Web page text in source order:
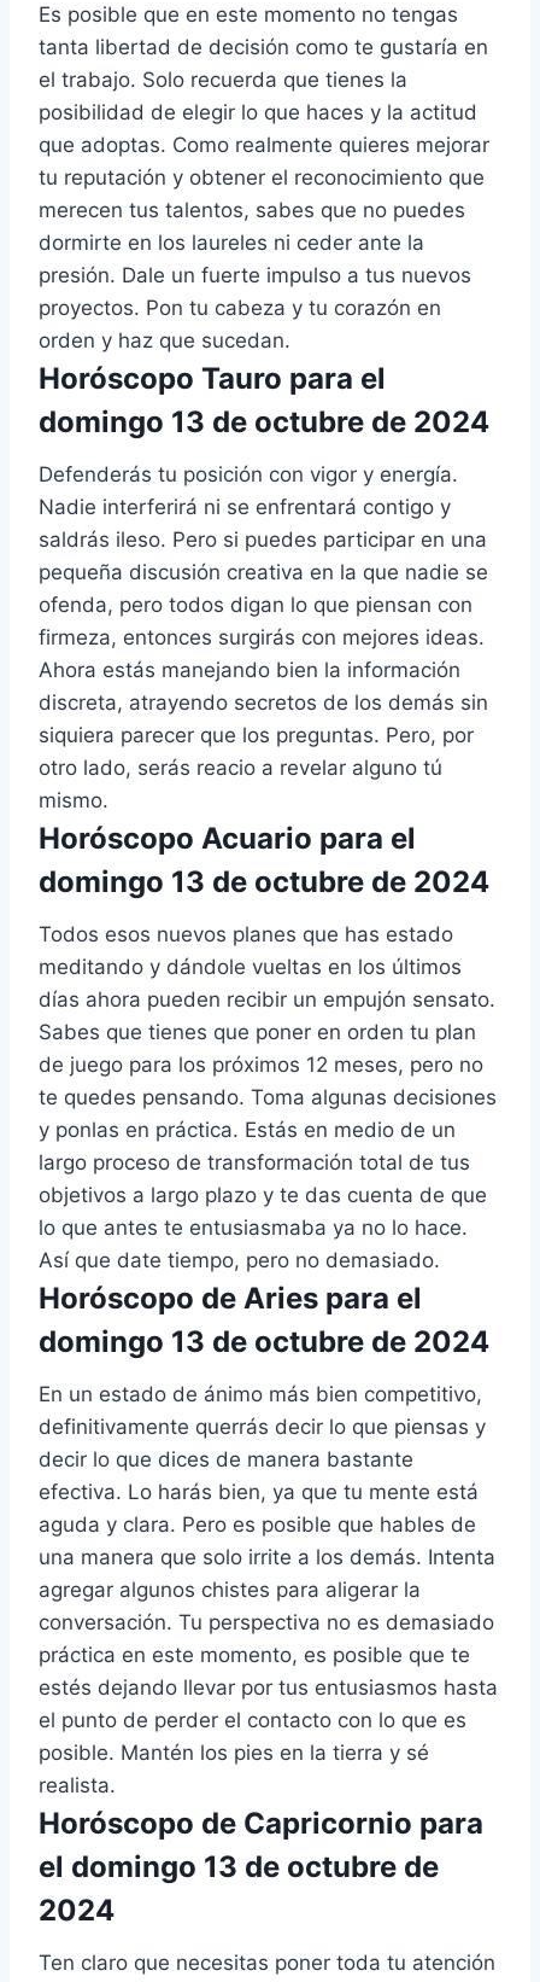
Es posible que en este momento no tengas
tanta libertad de decisión como te gustaría en
el trabajo. Solo recuerda que tienes la
posibilidad de elegir lo que haces y la actitud
que adoptas. Como realmente quieres mejorar
tu reputación y obtener el reconocimiento que
merecen tus talentos, sabes que no puedes
dormirte en los laureles ni ceder ante la
presión. Dale un fuerte impulso a tus nuevos
proyectos. Pon tu cabeza y tu corazón en
orden y haz que sucedan.
Horóscopo Tauro para el
domingo 13 de octubre de 2024
Defenderás tu posición con vigor y energía.
Nadie interferirá ni se enfrentará contigo y
saldrás ileso. Pero si puedes participar en una
pequeña discusión creativa en la que nadie se
ofenda, pero todos digan lo que piensan con
firmeza, entonces surgirás con mejores ideas.
Ahora estás manejando bien la información
discreta, atrayendo secretos de los demás sin
siquiera parecer que los preguntas. Pero, por
otro lado, serás reacio a revelar alguno tú
mismo.
Horóscopo Acuario para el
domingo 13 de octubre de 2024
Todos esos nuevos planes que has estado
meditando y dándole vueltas en los últimos
días ahora pueden recibir un empujón sensato.
Sabes que tienes que poner en orden tu plan
de juego para los próximos 12 meses, pero no
te quedes pensando. Toma algunas decisiones
y ponlas en práctica. Estás en medio de un
largo proceso de transformación total de tus
objetivos a largo plazo y te das cuenta de que
lo que antes te entusiasmaba ya no lo hace.
Así que date tiempo, pero no demasiado.
Horóscopo de Aries para el
domingo 13 de octubre de 2024
En un estado de ánimo más bien competitivo,
definitivamente querrás decir lo que piensas y
decir lo que dices de manera bastante
efectiva. Lo harás bien, ya que tu mente está
aguda y clara. Pero es posible que hables de
una manera que solo irrite a los demás. Intenta
agregar algunos chistes para aligerar la
conversación. Tu perspectiva no es demasiado
práctica en este momento, es posible que te
estés dejando llevar por tus entusiasmos hasta
el punto de perder el contacto con lo que es
posible. Mantén los pies en la tierra y sé
realista.
Horóscopo de Capricornio para
el domingo 13 de octubre de
2024
Ten claro que necesitas poner toda tu atención